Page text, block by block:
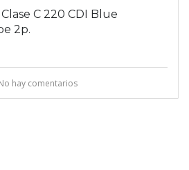
C 220 CDI Blue
2p.
hay comentarios